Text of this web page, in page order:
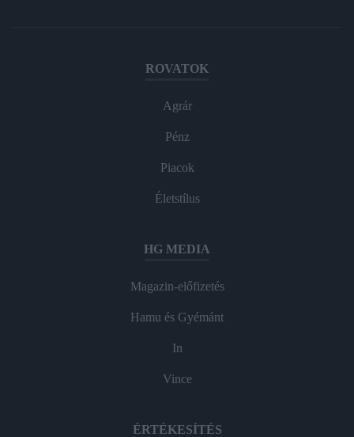
ROVATOK
Agrár
Pénz
Piacok
Életstílus
HG MEDIA
Magazin-előfizetés
Hamu és Gyémánt
In
Vince
ÉRTÉKESÍTÉS